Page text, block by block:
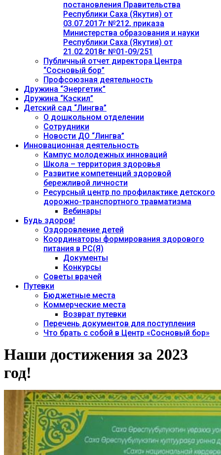
постановления Правительства
Республики Саха (Якутия) от
03.07.2017г №212, приказа
Министерства образования и науки
Республики Саха (Якутия) от
21.02.2018г №01-09/251
Публичный отчет директора Центра
“Сосновый бор”
Профсоюзная деятельность
Дружина “Энергетик”
Дружина “Кэскил”
Детский сад “Лингва”
О дошкольном отделении
Сотрудники
Новости ДО “Лингва”
Инновационная деятельность
Кампус молодежных инноваций
Школа – территория здоровья
Развитие компетенций здоровой
бережливой личности
Ресурсный центр по профилактике детского
дорожно-транспортного травматизма
Вебинары
Будь здоров!
Оздоровление детей
Координаторы формирования здорового
питания в РС(Я)
Документы
Конкурсы
Советы врачей
Путевки
Бюджетные места
Коммерческие места
Возврат путевки
Перечень документов для поступления
Что брать с собой в Центр «Сосновый бор»
Наши достижения за 2023
год!